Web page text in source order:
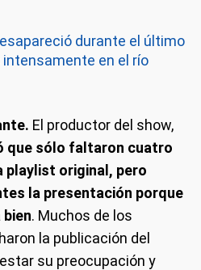
durante el último
en el río
El productor del show,
que sólo faltaron cuatro
playlist original, pero
la presentación porque
. Muchos de los
la publicación del
su preocupación y